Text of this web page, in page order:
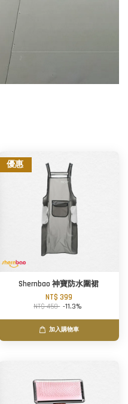
優惠
Shernbao 神寶防水圍裙
NT$ 399
NT$ 450 -11.3%
加入購物車